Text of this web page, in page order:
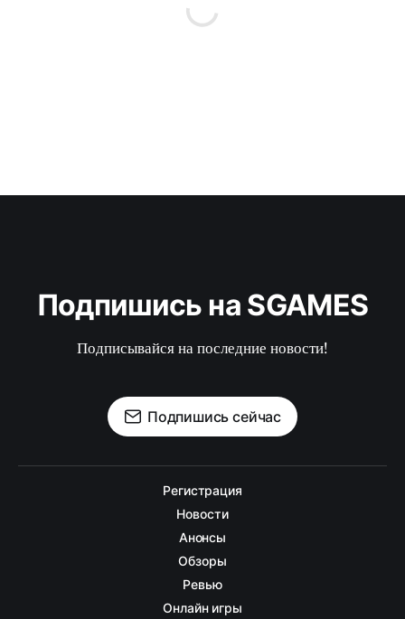
Подпишись на SGAMES
Подписывайся на последние новости!
Подпишись сейчас
Регистрация
Новости
Анонсы
Обзоры
Ревью
Онлайн игры